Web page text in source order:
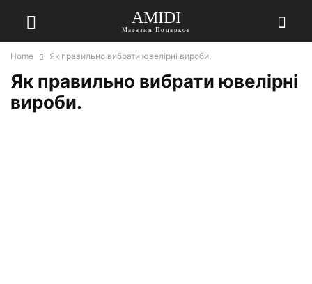
AMIDI
Магазин Подарков
Home Як правильно вибрати ювелірні вироби.
Як правильно вибрати ювелірні
вироби.